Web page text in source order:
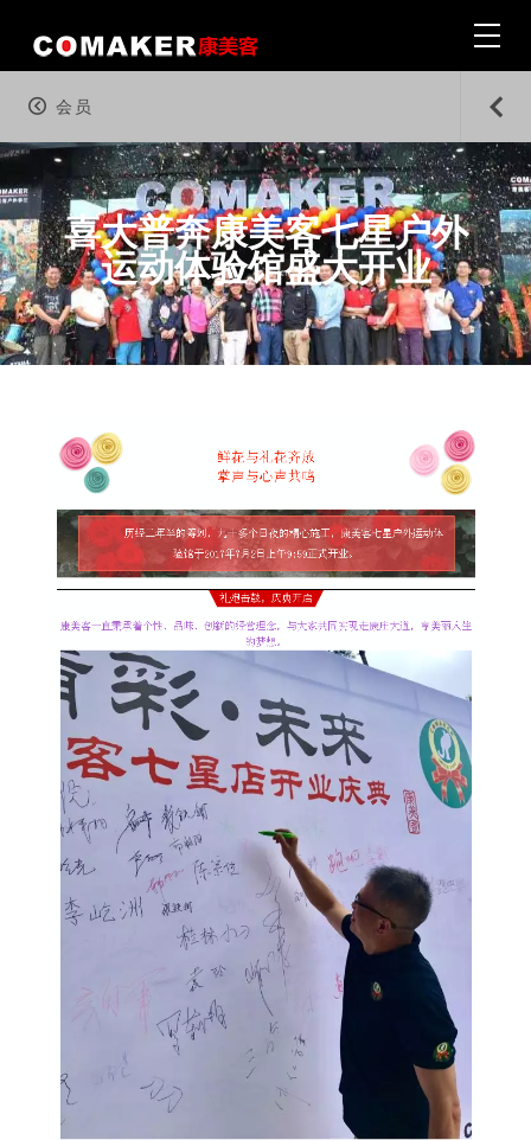
首页 · Home
|
户外 · Outdoor
|
旅行 · Travel & Adventures
生活 · Wine & Lifestyle
会员 · Membership
会员
喜大普奔康美客七星户外
运动体验馆盛大开业